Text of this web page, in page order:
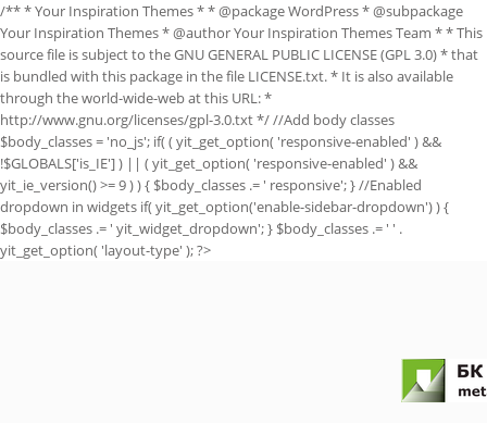
/** * Your Inspiration Themes * * @package WordPress * @subpackage
Your Inspiration Themes * @author Your Inspiration Themes Team * * This
source file is subject to the GNU GENERAL PUBLIC LICENSE (GPL 3.0) * that
is bundled with this package in the file LICENSE.txt. * It is also available
through the world-wide-web at this URL: *
http://www.gnu.org/licenses/gpl-3.0.txt */ //Add body classes
$body_classes = 'no_js'; if( ( yit_get_option( 'responsive-enabled' ) &&
!$GLOBALS['is_IE'] ) || ( yit_get_option( 'responsive-enabled' ) &&
yit_ie_version() >= 9 ) ) { $body_classes .= ' responsive'; } //Enabled
dropdown in widgets if( yit_get_option('enable-sidebar-dropdown') ) {
$body_classes .= ' yit_widget_dropdown'; } $body_classes .= ' ' .
yit_get_option( 'layout-type' ); ?>